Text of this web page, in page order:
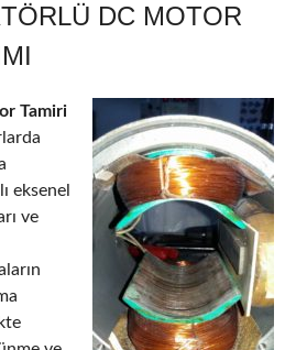
DC MOTOR
Tamiri
eksenel
ve